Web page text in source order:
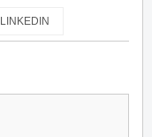
LINKEDIN